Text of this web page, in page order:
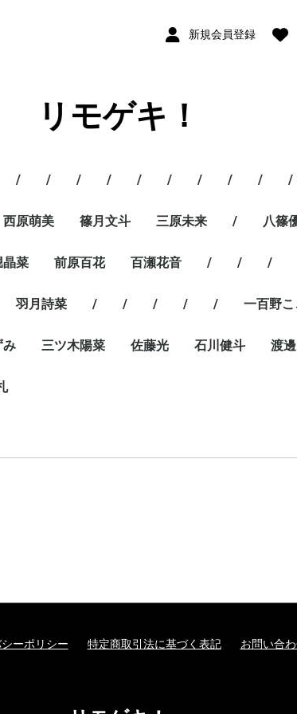
新規会員登録
リモゲキ！
/ / / / / / / / / /
西原萌美 篠月文斗 三原未来 / 八篠
晶菜 前原百花 百瀬花音 / / /
羽月詩菜 / / / / / 一百野
み 三ツ木陽菜 佐藤光 石川健斗 渡
ーポリシー 特定商取引法に基づく表記 お問い合